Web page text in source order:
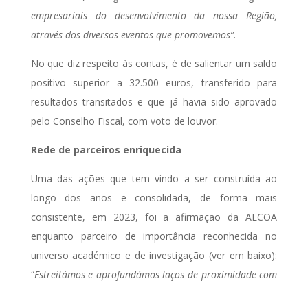
empresariais do desenvolvimento da nossa Região,
através dos diversos eventos que promovemos”.
No que diz respeito às contas, é de salientar um saldo
positivo superior a 32.500 euros, transferido para
resultados transitados e que já havia sido aprovado
pelo Conselho Fiscal, com voto de louvor.
Rede de parceiros enriquecida
Uma das ações que tem vindo a ser construída ao
longo dos anos e consolidada, de forma mais
consistente, em 2023, foi a afirmação da AECOA
enquanto parceiro de importância reconhecida no
universo académico e de investigação (ver em baixo):
“Estreitámos e aprofundámos laços de proximidade com